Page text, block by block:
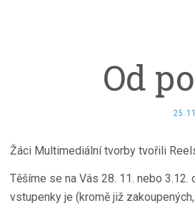
Od
Žáci Multimediální tvorby tvořili
Těšíme se na Vás 28. 11. nebo
vstupenky je (kromě již